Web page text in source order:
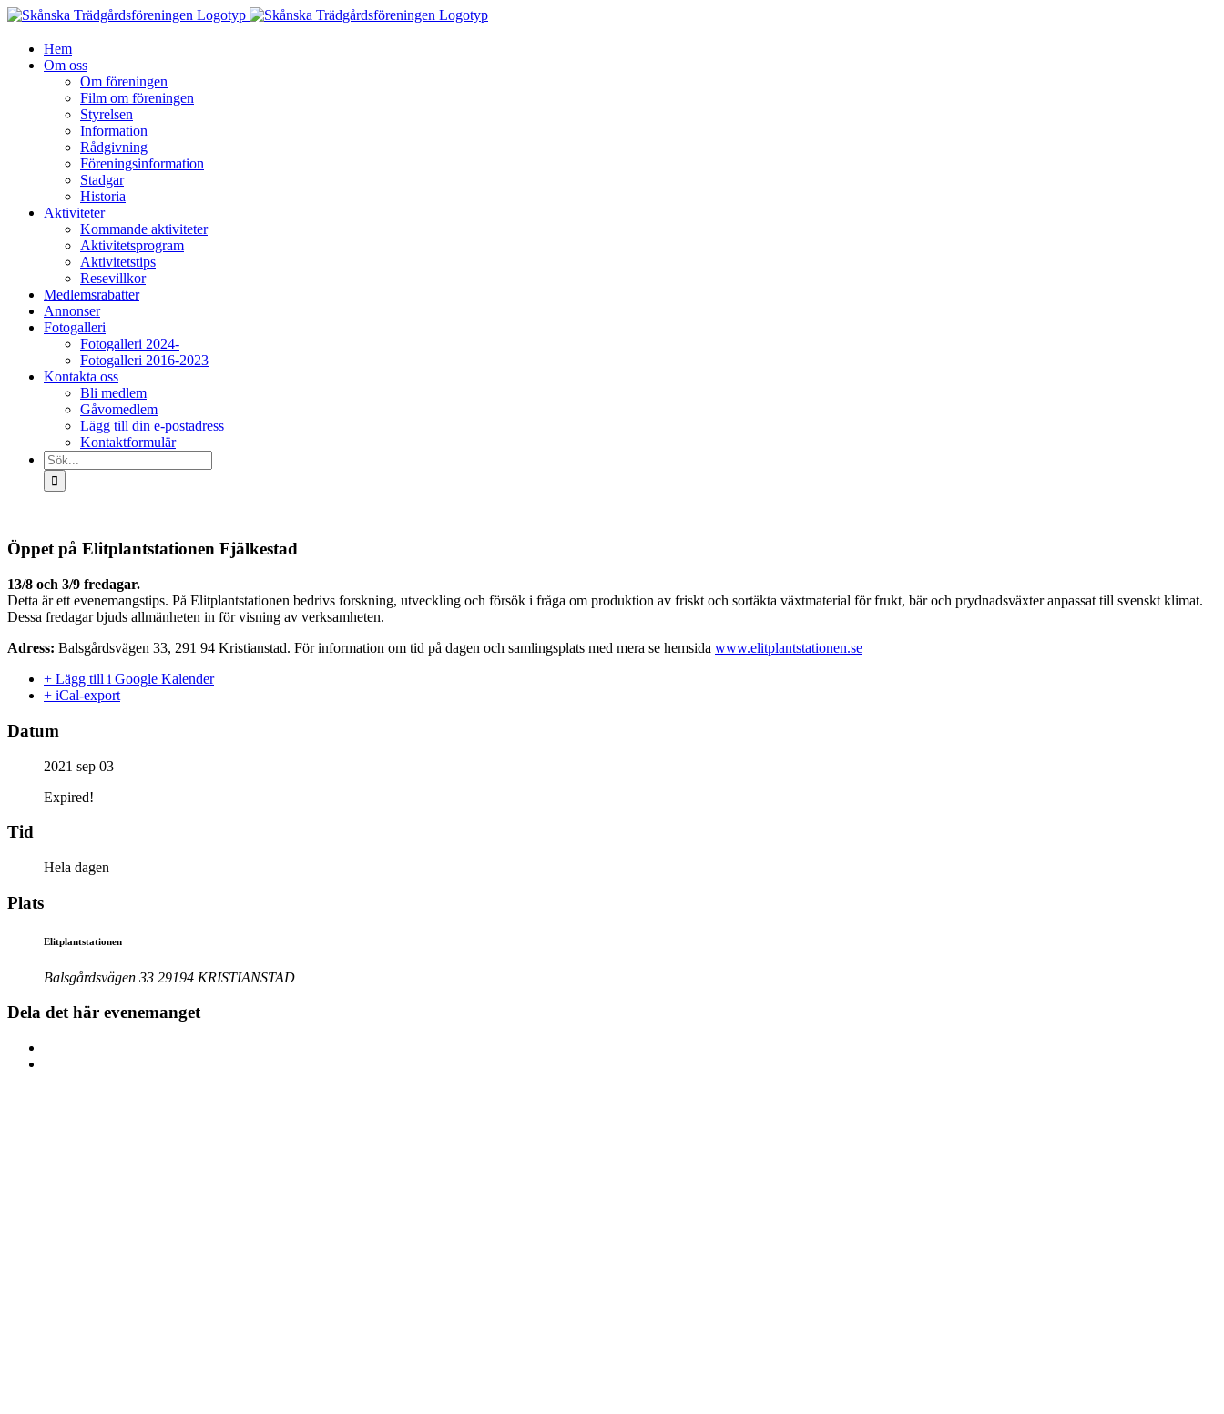
Fortsätt
innehållet
Hem
Om oss
Om föreningen
Film om föreningen
Styrelsen
Information
Rådgivning
Föreningsinformation
Stadgar
Historia
Aktiviteter
Kommande aktiviteter
Aktivitetsprogram
Aktivitetstips
Resevillkor
Medlemsrabatter
Annonser
Fotogalleri
Fotogalleri 2024-
Fotogalleri 2016-2023
Kontakta oss
Bli medlem
Gåvomedlem
Lägg till din e-postadress
Kontaktformulär
Sök
efter:
Öppet på Elitplantstationen Fjälkestad
13/8 och 3/9 fredagar.
Detta är ett evenemangstips. På Elitplantstationen bedrivs forskning, utveckling och försök i fråga om produktion av friskt och sortäkta växtmaterial för frukt, bär och prydnadsväxter anpassat till svenskt klimat.
Dessa fredagar bjuds allmänheten in för visning av verksamheten.
Adress: Balsgårdsvägen 33, 291 94 Kristianstad. För information om tid på dagen och samlingsplats med mera se hemsida www.elitplantstationen.se
+ Lägg till i Google Kalender
+ iCal-export
Datum
2021 sep 03
Expired!
Tid
Hela dagen
Plats
Elitplantstationen
Balsgårdsvägen 33 29194 KRISTIANSTAD
Dela det här evenemanget